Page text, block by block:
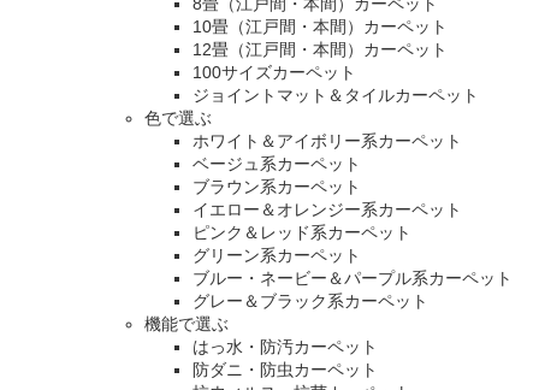
8畳（江戸間・本間）カーペット
10畳（江戸間・本間）カーペット
12畳（江戸間・本間）カーペット
100サイズカーペット
ジョイントマット＆タイルカーペット
色で選ぶ
ホワイト＆アイボリー系カーペット
ベージュ系カーペット
ブラウン系カーペット
イエロー＆オレンジー系カーペット
ピンク＆レッド系カーペット
グリーン系カーペット
ブルー・ネービー＆パープル系カーペット
グレー＆ブラック系カーペット
機能で選ぶ
はっ水・防汚カーペット
防ダニ・防虫カーペット